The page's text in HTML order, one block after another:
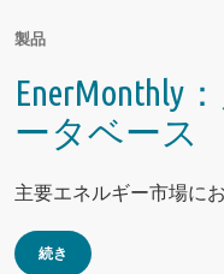
製品
EnerMonthly
ータベース
主要エネルギー市場に
続き